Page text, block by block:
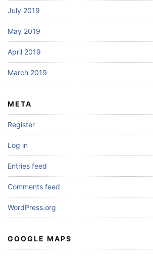
July 2019
May 2019
April 2019
March 2019
META
Register
Log in
Entries feed
Comments feed
WordPress.org
GOOGLE MAPS